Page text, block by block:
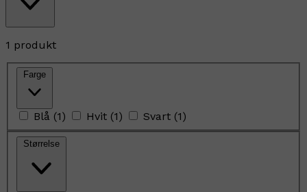
1 produkt
Farge
Blå (1) Hvit (1) Svart (1)
Størrelse